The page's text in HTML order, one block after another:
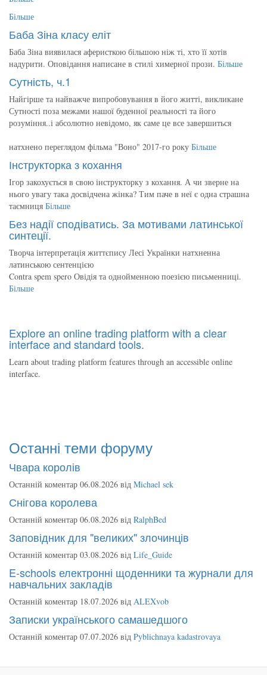
Більше
Баба Зіна класу еліт
Баба Зіна виявилася аферисткою більшою ніж ті, хто її хотів
надурити. Оповідання написане в стилі химерної прози. Більше
Сутність, ч.1
Найгірше та найважче випробовування в його житті, викликане
Сутності поза межами нашої буденної реальності та його
розуміння..і абсолютно невідомо, як саме це все завершиться
натхнено переглядом фільма "Воно" 2017-го року Більше
Інструкторка з кохання
Ігор закохується в свою інструкторку з кохання. А чи зверне на
нього увагу така досвідчена жінка? Тим паче в неї є одна страшна
таємниця Більше
Без надії сподіватись. За мотивами латинської
синтеції.
Творча інтерпретація життєпису Лесі Українки натхненна
латинською сентенцією
Contra spem spero Овідія та однойменною поезією письменниці.
Більше
Explore an online trading platform with a clear
interface and standard tools.
Learn about trading platform features through an accessible online
interface.
Останні теми форуму
Чвара королів
Останній коментар 06.08.2026 від Michael sek
Снігова королева
Останній коментар 06.08.2026 від RalphBed
Заповідник для "великих" злочинців
Останній коментар 03.08.2026 від Life_Guide
E-schools електронні щоденники та журнали для
навчальних закладів
Останній коментар 18.07.2026 від ALEXvob
Записки українського самашедшого
Останній коментар 07.07.2026 від Pyblichnaya kadastrovaya